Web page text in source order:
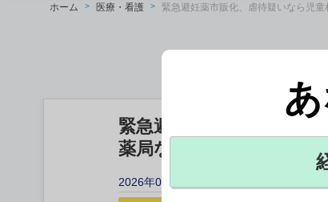
ホーム 医療・看護 緊急避妊薬市販化、虐待疑いなら児童
緊急避妊薬市販化、虐待
薬局などに対応呼びかけ
2026年02月03日 15:15